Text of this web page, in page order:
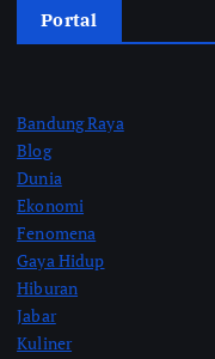
Portal
Bandung Raya
Blog
Dunia
Ekonomi
Fenomena
Gaya Hidup
Hiburan
Jabar
Kuliner